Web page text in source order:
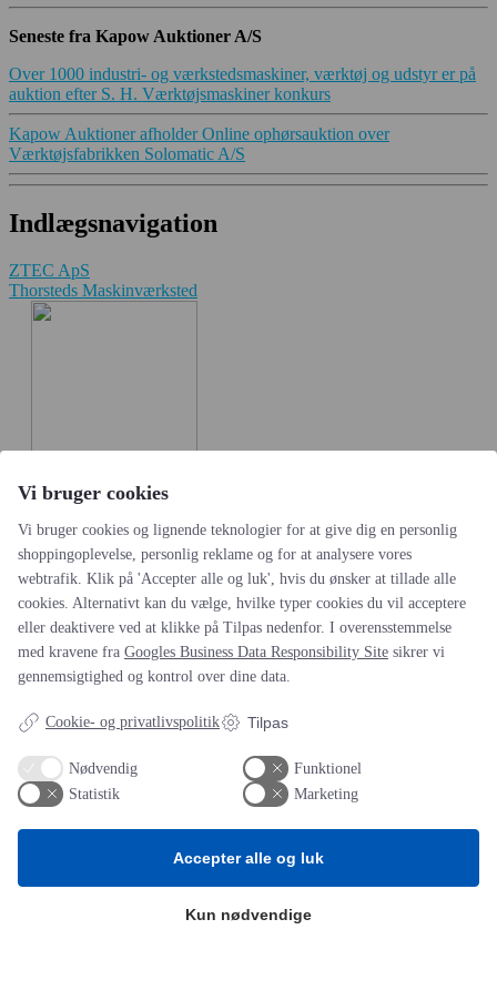
Seneste fra Kapow Auktioner A/S
Over 1000 industri- og værkstedsmaskiner, værktøj og udstyr er på
auktion efter S. H. Værktøjsmaskiner konkurs
Kapow Auktioner afholder Online ophørsauktion over
Værktøjsfabrikken Solomatic A/S
Indlægsnavigation
ZTEC ApS
Thorsteds Maskinværksted
AOT
Om os
Priser
Kontakt
Persondata
Videncentre
Teknologisk Institut
Vi bruger cookies
Vi bruger cookies og lignende teknologier for at give dig en personlig
shoppingoplevelse, personlig reklame og for at analysere vores
webtrafik. Klik på 'Accepter alle og luk', hvis du ønsker at tillade alle
cookies. Alternativt kan du vælge, hvilke typer cookies du vil acceptere
eller deaktivere ved at klikke på Tilpas nedenfor. I overensstemmelse
med kravene fra Googles Business Data Responsibility Site sikrer vi
gennemsigtighed og kontrol over dine data.
Cookie- og privatlivspolitik Tilpas
Nødvendig
Funktionel
Statistik
Marketing
Kun nødvendige
Accepter alle og luk